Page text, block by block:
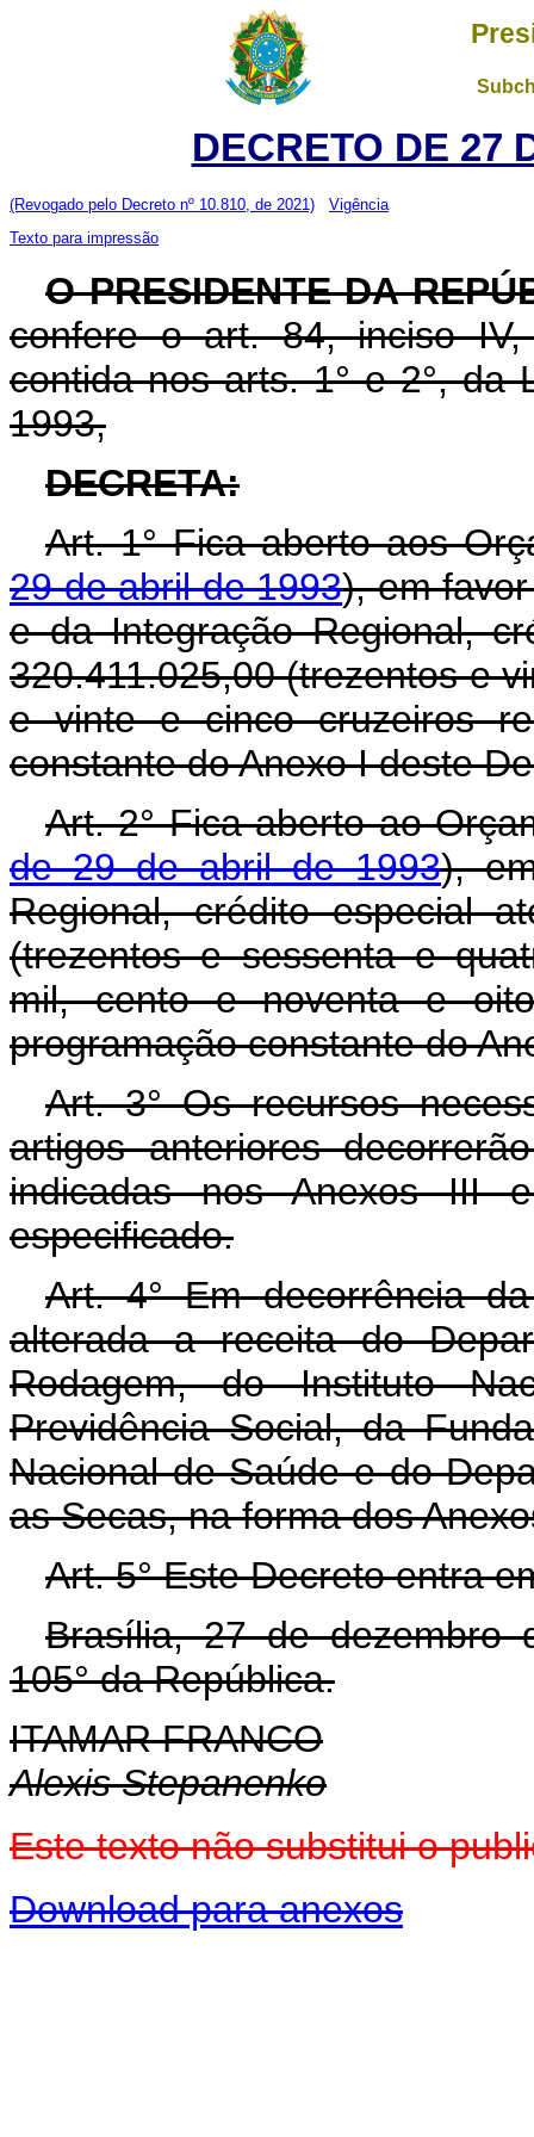
DECRETO DE 27
(Revogado pelo Decreto nº 10.810, de 2021)
Vigência
Texto para impressão
O PRESIDENTE DA
confere o art. 84, inciso
contida nos arts. 1° e 2°, da
1993,
DECRETA:
Art. 1° Fica aberto aos
29 de abril de 1993), em
e da Integração Regional,
320.411.025,00 (trezentos e
e vinte e cinco cruzeiros
constante do Anexo I deste
Art. 2° Fica aberto ao
de 29 de abril de 1993),
Regional, crédito especial
(trezentos e sessenta e
mil, cento e noventa e
programação constante do
Art. 3° Os recursos
artigos anteriores
indicadas nos Anexos III
especificado.
Art. 4° Em decorrência
alterada a receita do
Rodagem, do Instituto
Previdência Social, da
Nacional de Saúde e do
as Secas, na forma dos
Art. 5° Este Decreto entra
Brasília, 27 de dezembro
105° da República.
ITAMAR FRANCO
Alexis Stepanenko
Este texto não substitui o
Download para anexos